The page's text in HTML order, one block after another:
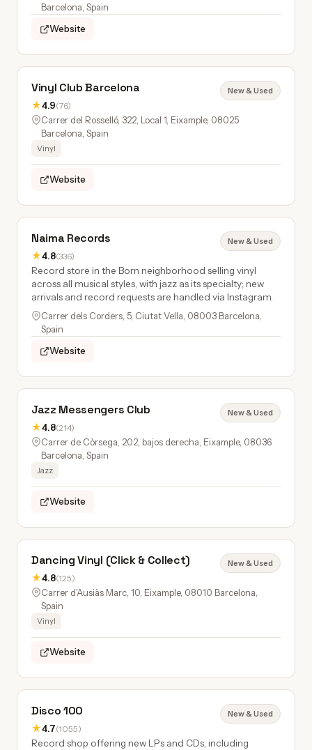
Barcelona, Spain
Website
Vinyl Club Barcelona
★4.9(76)
New & Used
Carrer del Rosselló, 322, Local 1, Eixample, 08025
Barcelona, Spain
Vinyl
Website
Naima Records
★4.8(336)
New & Used
Record store in the Born neighborhood selling vinyl
across all musical styles, with jazz as its specialty; new
arrivals and record requests are handled via Instagram.
Carrer dels Corders, 5, Ciutat Vella, 08003 Barcelona,
Spain
Website
Jazz Messengers Club
★4.8(214)
New & Used
Carrer de Còrsega, 202, bajos derecha, Eixample, 08036
Barcelona, Spain
Jazz
Website
Dancing Vinyl (Click & Collect)
★4.8(125)
New & Used
Carrer d'Ausiàs Marc, 10, Eixample, 08010 Barcelona,
Spain
Vinyl
Website
Disco 100
★4.7(1055)
New & Used
Record shop offering new LPs and CDs, including